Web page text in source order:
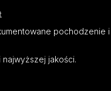
pochodzenie i
jakości.